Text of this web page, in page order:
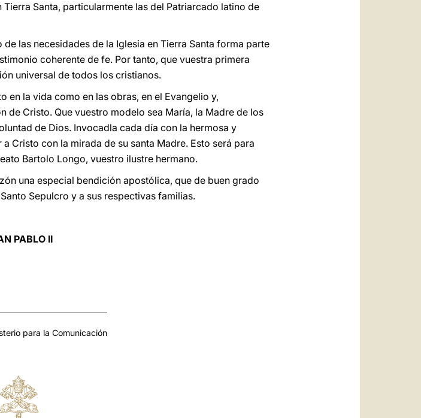
Santa, particularmente las del Patriarcado latino de
las necesidades de la Iglesia en Tierra Santa forma parte
coherente de fe. Por tanto, que vuestra primera
universal de todos los cristianos.
en la vida como en las obras, en el Evangelio y,
de Cristo. Que vuestro modelo sea María, la Madre de los
de Dios. Invocadla cada día con la hermosa y
Cristo con la mirada de su santa Madre. Esto será para
Bartolo Longo, vuestro ilustre hermano.
una especial bendición apostólica, que de buen grado
Sepulcro y a sus respectivas familias.
PABLO II
para la Comunicación